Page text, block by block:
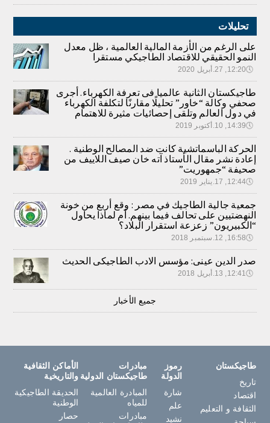
تحليلات
على الرغم من الأزمة المالية العالمية ، ظل معدل
النمو الحقيقي للاقتصاد الطاجيكي مستقرا
🕔12:20, 27.أبريل 2020
طاجيكستان الثانية عالميا فى تعرفة الكهرباء. أجرى
صحفي وكالة “خاور” تحليلًا مقارنًا لتكلفة الكهرباء
في دول العالم وتلقى إحصائيات مثيرة للاهتمام
🕔14:39, 10.أكتوبر 2019
الحركة الباسماتشية كانت ضد المصالح الوطنية .
إعادة نشر مقال الأستاذ آته خان صيف اللاييف من
صحيفة “جمهوريت”
🕔12:44, 17.يناير 2019
جمعية جالية الطاجيك في مصر : وقع أربع من خونة
النهضتيين على تحالف فيما بينهم. أم لماذا يحاول
“الكبيريون” زعزعة استقرار البلاد؟
🕔16:58, 12.سبتمبر 2018
صدر الدين عينى: مؤسس الادب الطاجيكى الحديث
🕔12:41, 13.أبريل 2018
جميع الأخبار
طاجيكستان
تاريخ
اقتصاد
الثقافة و التعليم
رموز
الدولة
شارة
علم
نشيد
مبادرات
طاجيكستان الدولية
المبادرة العالمية
للمياه
مبادرات
الأماكن الثقافية
والتاريخية
الحديقة الطاجيكية
الوطنية
حصار